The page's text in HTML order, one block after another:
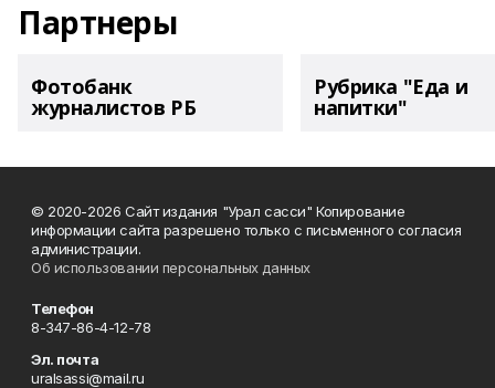
Партнеры
Фотобанк
журналистов РБ
Рубрика "Еда и
напитки"
© 2020-2026 Сайт издания "Урал сасси" Копирование
информации сайта разрешено только с письменного согласия
администрации.
Об использовании персональных данных
Телефон
8-347-86-4-12-78
Эл. почта
uralsassi@mail.ru